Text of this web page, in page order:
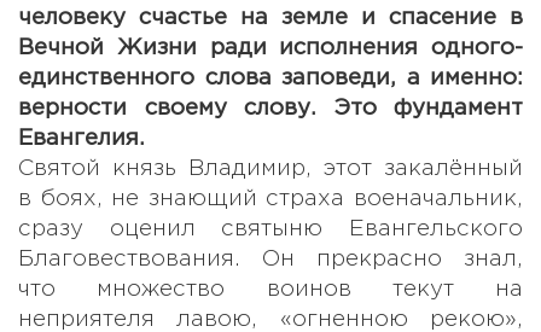
человеку счастье на земле и спасение в
Вечной Жизни ради исполнения одного-
единственного слова заповеди, а именно:
верности своему слову. Это фундамент
Евангелия.
Святой князь Владимир, этот закалённый
в боях, не знающий страха военачальник,
сразу оценил святыню Евангельского
Благовествования. Он прекрасно знал,
что множество воинов текут на
неприятеля лавою, «огненною рекою»,